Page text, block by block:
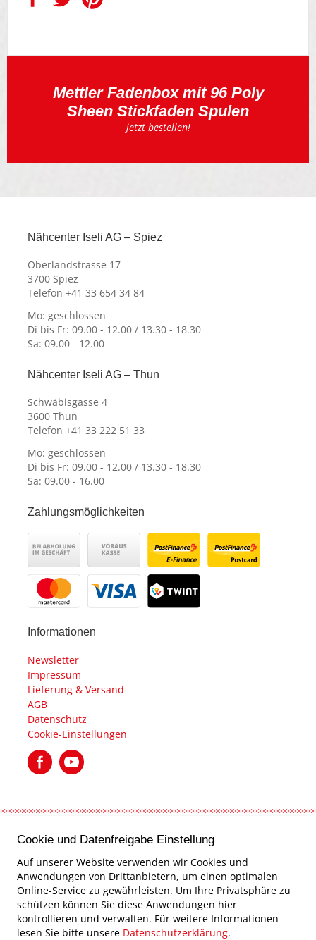
Mettler Fadenbox mit 96 Poly
Sheen Stickfaden Spulen
jetzt bestellen!
Nähcenter Iseli AG – Spiez
Oberlandstrasse 17
3700 Spiez
Telefon +41 33 654 34 84
Mo: geschlossen
Di bis Fr: 09.00 - 12.00 / 13.30 - 18.30
Sa: 09.00 - 12.00
Nähcenter Iseli AG – Thun
Schwäbisgasse 4
3600 Thun
Telefon +41 33 222 51 33
Mo: geschlossen
Di bis Fr: 09.00 - 12.00 / 13.30 - 18.30
Sa: 09.00 - 16.00
Zahlungsmöglichkeiten
Informationen
Newsletter
Impressum
Lieferung & Versand
AGB
Datenschutz
Cookie-Einstellungen
created by Internetgalerie AG
Cookie und Datenfreigabe Einstellung
Auf unserer Website verwenden wir Cookies und
Anwendungen von Drittanbietern, um einen optimalen
Online-Service zu gewährleisten. Um Ihre Privatsphäre zu
schützen können Sie diese Anwendungen hier
kontrollieren und verwalten. Für weitere Informationen
lesen Sie bitte unsere Datenschutzerklärung.